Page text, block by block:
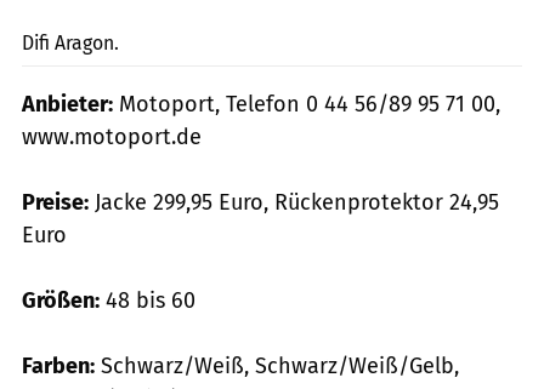
Difi Aragon.
Anbieter: Motoport, Telefon 0 44 56/89 95 71 00,
www.motoport.de
Preise: Jacke 299,95 Euro, Rückenprotektor 24,95
Euro
Größen: 48 bis 60
Farben: Schwarz/Weiß, Schwarz/Weiß/Gelb,